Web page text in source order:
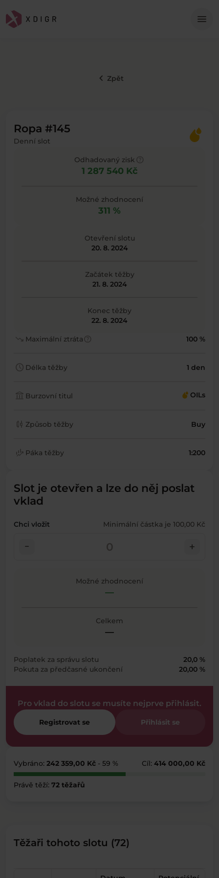
menu
keyboard_arrow_left Zpět
Ropa #145
Denní slot
Odhadovaný zisk
1 287 540 Kč
Možné zhodnocení
311 %
Otevření slotu
20. 8. 2024
Začátek těžby
21. 8. 2024
Konec těžby
22. 8. 2024
trending_down Maximální ztrátahelp 100 %
schedule Délka těžby 1 den
account_balance Burzovní titul OILs
candlestick_chart Způsob těžby Buy
finance_mode Páka těžby 1:200
Slot je otevřen a lze do něj poslat
vklad
Chci vložit Minimální částka je 100,00 Kč
check_indeterminate_small add
Možné zhodnocení
—
Celkem
—
Poplatek za správu slotu
20,0 %
Pokuta za předčasné ukončení
20,00 %
Pro vklad do slotu se musíte nejprve přihlásit.
Registrovat se Přihlásit se
Vybráno: 242 359,00 Kč - 59 % Cíl: 414 000,00 Kč
Právě těží: 72 těžařů
Těžaři tohoto slotu (72)